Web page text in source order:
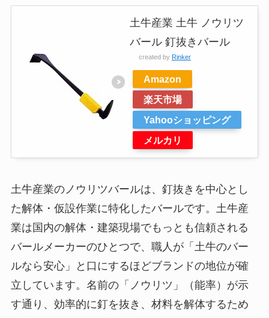
土牛産業 土牛 ノウリツ
バール 釘抜きバール
created by Rinker
Amazon
楽天市場
Yahooショッピング
メルカリ
土牛産業のノウリツバールは、釘抜きを中心とし
た解体・仮設作業に特化したバールです。土牛産
業は国内の解体・建築現場でもっとも信頼される
バールメーカーのひとつで、職人が「土牛のバー
ルなら安心」と口にするほどブランドの地位が確
立しています。名前の「ノウリツ」（能率）が示
す通り、効率的に釘を抜き、材料を解体するため